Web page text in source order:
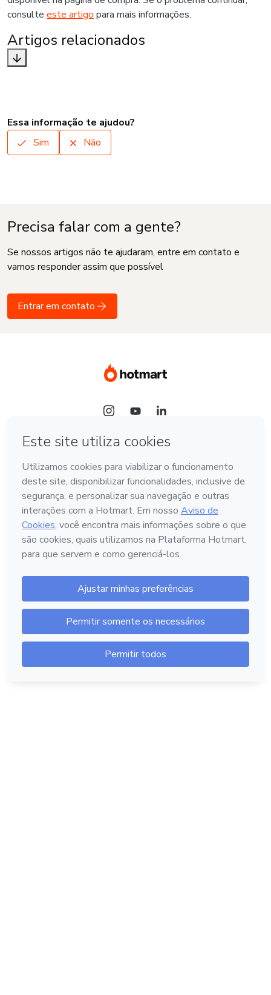
consulte este artigo para mais informações.
Artigos relacionados
Essa informação te ajudou?
Sim
Não
Precisa falar com a gente?
Se nossos artigos não te ajudaram, entre em contato e
vamos responder assim que possível
Entrar em contato
Idioma
Português - Brasil
Hotmart — 2011-2026 © Todos os direitos reservados